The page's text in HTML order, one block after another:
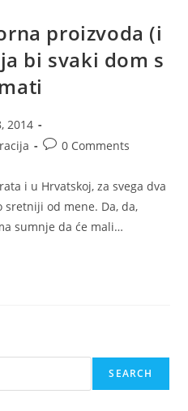
proizvoda (i
bi svaki dom s
2014
Post0 Comments
i u Hrvatskoj, za svega dva
od mene. Da, da,
sumnje da će mali…
SEARCH